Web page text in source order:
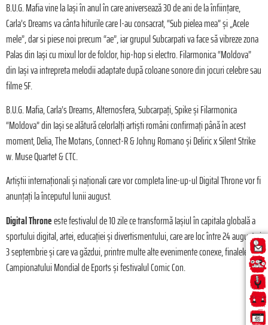
B.U.G. Mafia vine la Iași în anul în care aniversează 30 de ani de la înființare,
Carla’s Dreams va cânta hiturile care l-au consacrat, “Sub pielea mea” și „Acele
mele”, dar si piese noi precum “ae”, iar grupul Subcarpati va face să vibreze zona
Palas din Iași cu mixul lor de folclor, hip-hop si electro. Filarmonica “Moldova”
din Iași va intrepreta melodii adaptate după coloane sonore din jocuri celebre sau
filme SF.
B.U.G. Mafia, Carla’s Dreams, Alternosfera, Subcarpați, Spike și Filarmonica
“Moldova” din Iași se alătură celorlalți artiști români confirmați până în acest
moment, Delia, The Motans, Connect-R & Johny Romano și Deliric x Silent Strike
w. Muse Quartet & CTC.
Artiștii internaționali și naționali care vor completa line-up-ul Digital Throne vor fi
anunțați la începutul lunii august.
Digital Throneeste festivalul de 10 zile ce transformă Iașiul în capitala globală a
sportului digital, artei, educației și divertismentului, care are loc între 24 august și
3 septembrie și care va găzdui, printre multe alte evenimente conexe, finalele
Campionatului Mondial de Eports și festivalul Comic Con.